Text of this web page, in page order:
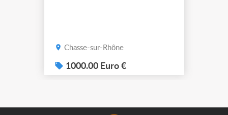
Chasse-sur-Rhône
1000.00 Euro €